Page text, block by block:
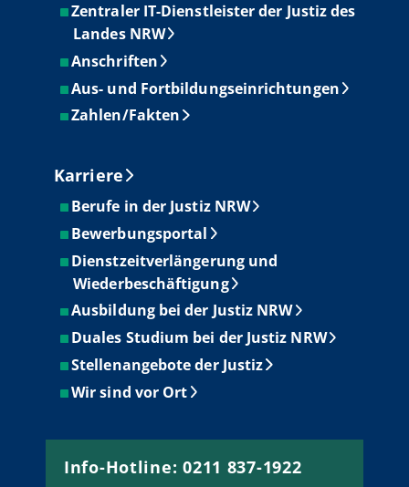
Zentraler IT-Dienstleister der Justiz des
Landes NRW
Anschriften
Aus- und Fortbildungseinrichtungen
Zahlen/Fakten
Karriere
Berufe in der Justiz NRW
Bewerbungsportal
Dienstzeitverlängerung und
Wiederbeschäftigung
Ausbildung bei der Justiz NRW
Duales Studium bei der Justiz NRW
Stellenangebote der Justiz
Wir sind vor Ort
Info-Hotline: 0211 837-1922